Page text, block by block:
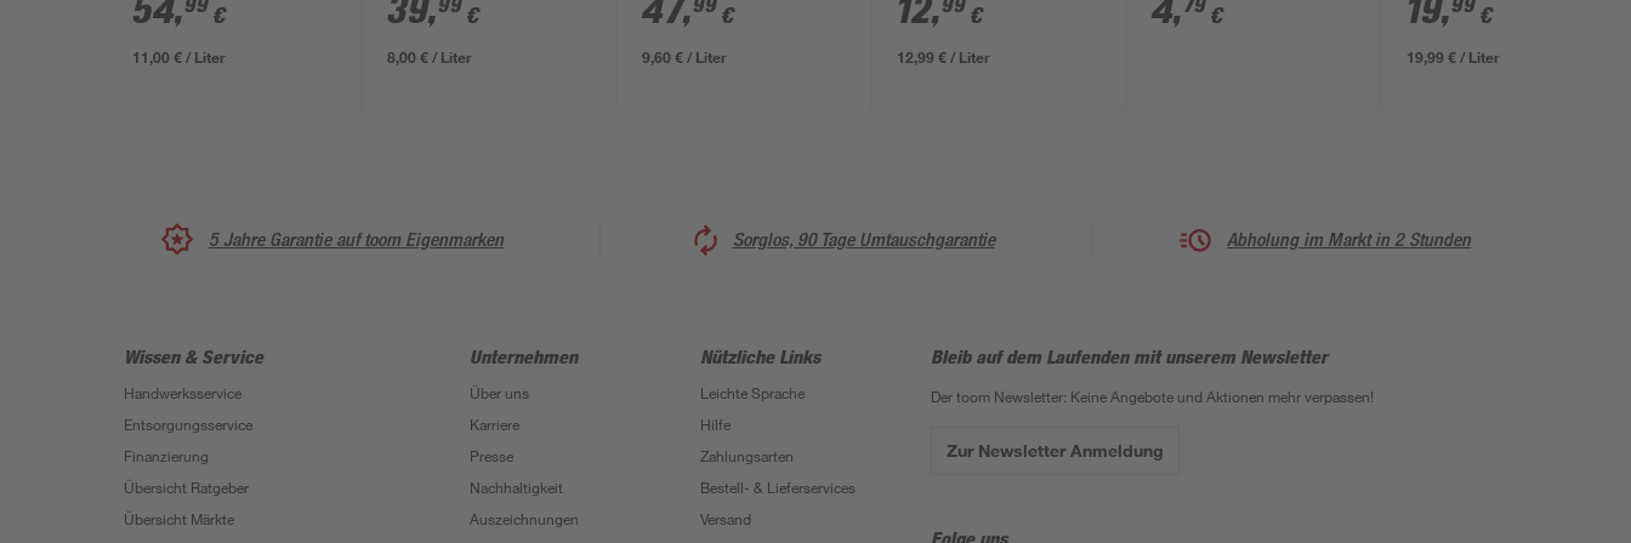
54,99 €
11,00 € / Liter
39,99 €
8,00 € / Liter
47,99 €
9,60 € / Liter
12,99 €
12,99 € / Liter
4,79 € 19,99 €
19,99 € / Liter
5 Jahre Garantie auf toom Eigenmarken Sorglos, 90 Tage Umtauschgarantie Abholung im Markt in 2 Stunden
Wissen & Service
Handwerksservice
Entsorgungsservice
Finanzierung
Übersicht Ratgeber
Übersicht Märkte
Unternehmen
Über uns
Karriere
Presse
Nachhaltigkeit
Auszeichnungen
Nützliche Links
Leichte Sprache
Hilfe
Zahlungsarten
Bestell- & Lieferservices
Versand
Bleib auf dem Laufenden mit unserem Newsletter
Der toom Newsletter: Keine Angebote und Aktionen mehr verpassen!
Zur Newsletter Anmeldung
Folge uns